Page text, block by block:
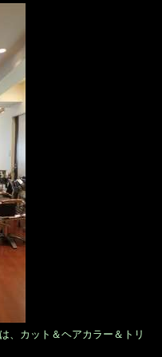
、カット＆ヘアカラー＆トリ